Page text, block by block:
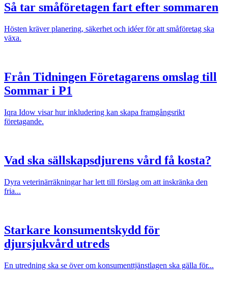
Så tar småföretagen fart efter sommaren
Hösten kräver planering, säkerhet och idéer för att småföretag ska
växa.
Från Tidningen Företagarens omslag till
Sommar i P1
Iqra Idow visar hur inkludering kan skapa framgångsrikt
företagande.
Vad ska sällskapsdjurens vård få kosta?
Dyra veterinärräkningar har lett till förslag om att inskränka den
fria...
Starkare konsumentskydd för
djursjukvård utreds
En utredning ska se över om konsumenttjänstlagen ska gälla för...